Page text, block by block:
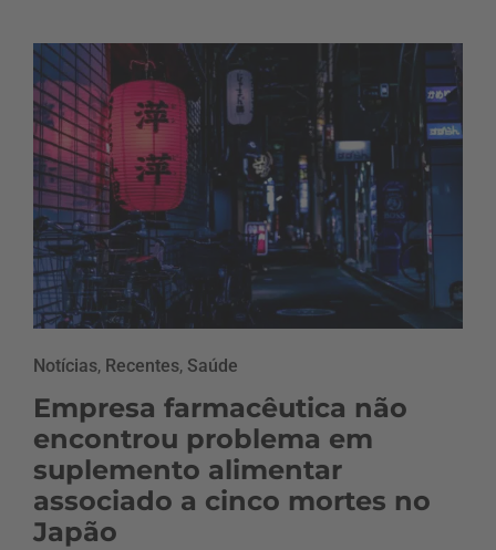
Notícias, Recentes, Saúde
Empresa farmacêutica não
encontrou problema em
suplemento alimentar
associado a cinco mortes no
Japão